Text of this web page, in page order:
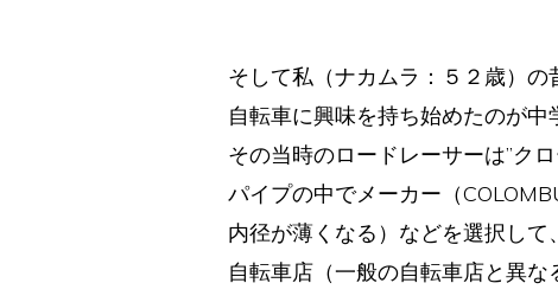
そして私（ナカムラ：５２歳）の
自転車に興味を持ち始めたのが
その当時のロードレーサーは”ク
パイプの中でメーカー（
内径が薄くなる）などを選択して
自転車店（一般の自転車店と異